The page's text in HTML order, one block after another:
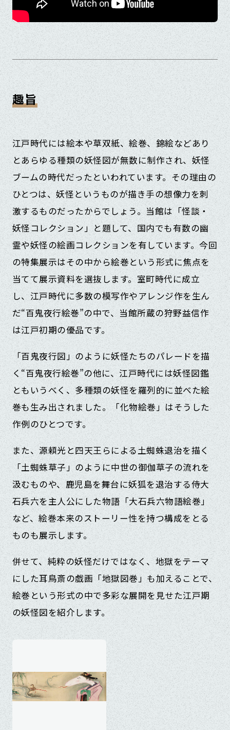
趣旨
江戸時代には絵本や草双紙、絵巻、錦絵などあり
とあらゆる種類の妖怪図が無数に制作され、妖怪
ブームの時代だったといわれています。その理由の
ひとつは、妖怪というものが描き手の想像力を刺
激するものだったからでしょう。当館は「怪談・
妖怪コレクション」と題して、国内でも有数の幽
霊や妖怪の絵画コレクションを有しています。今回
の特集展示はその中から絵巻という形式に焦点を
当てて展示資料を選抜します。室町時代に成立
し、江戸時代に多数の模写作やアレンジ作を生ん
だ“百鬼夜行絵巻”の中で、当館所蔵の狩野益信作
は江戸初期の優品です。
「百鬼夜行図」のように妖怪たちのパレードを描
く“百鬼夜行絵巻”の他に、江戸時代には妖怪図鑑
ともいうべく、多種類の妖怪を羅列的に並べた絵
巻も生み出されました。「化物絵巻」はそうした
作例のひとつです。
また、源頼光と四天王らによる土蜘蛛退治を描く
「土蜘蛛草子」のように中世の御伽草子の流れを
汲むものや、鹿児島を舞台に妖狐を退治する侍大
石兵六を主人公にした物語「大石兵六物語絵巻」
など、絵巻本来のストーリー性を持つ構成をとる
ものも展示します。
併せて、純粋の妖怪だけではなく、地獄をテーマ
にした耳鳥斎の戯画「地獄図巻」も加えることで、
絵巻という形式の中で多彩な展開を見せた江戸期
の妖怪図を紹介します。